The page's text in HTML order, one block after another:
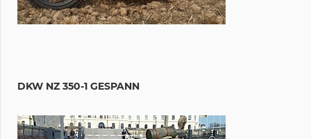
DKW NZ 350-1 GESPANN